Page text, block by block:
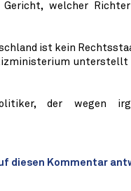
welcher
ist kein
unterstellt
der wegen
diesen Kommentar